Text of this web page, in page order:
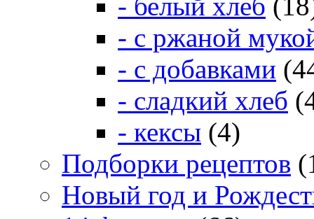
- с ржаной
- с добавками
- сладкий хлеб
- кексы (4)
Подборки рецептов
Новый год и